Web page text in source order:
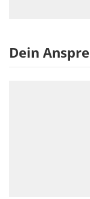
Dein